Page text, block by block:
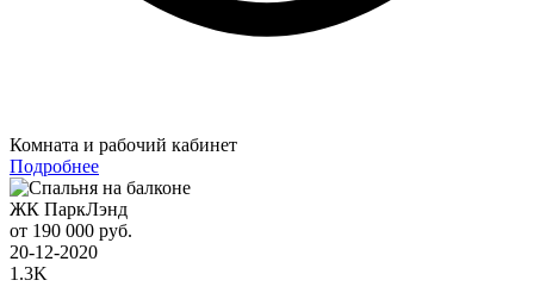
Комната и рабочий кабинет
Подробнее
ЖК ПаркЛэнд
от 190 000 руб.
20-12-2020
1.3K